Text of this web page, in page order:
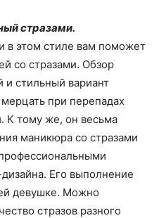
стразами.
в этом стиле вам поможет
со стразами. Обзор
и стильный вариант
при перепадах
К тому же, он весьма
маникюра со стразами
Его выполнение
девушке. Можно
стразов разного